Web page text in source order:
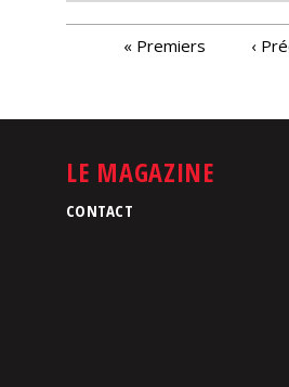
PAGES« Premiers ‹
LE MAGAZINE
CONTACT